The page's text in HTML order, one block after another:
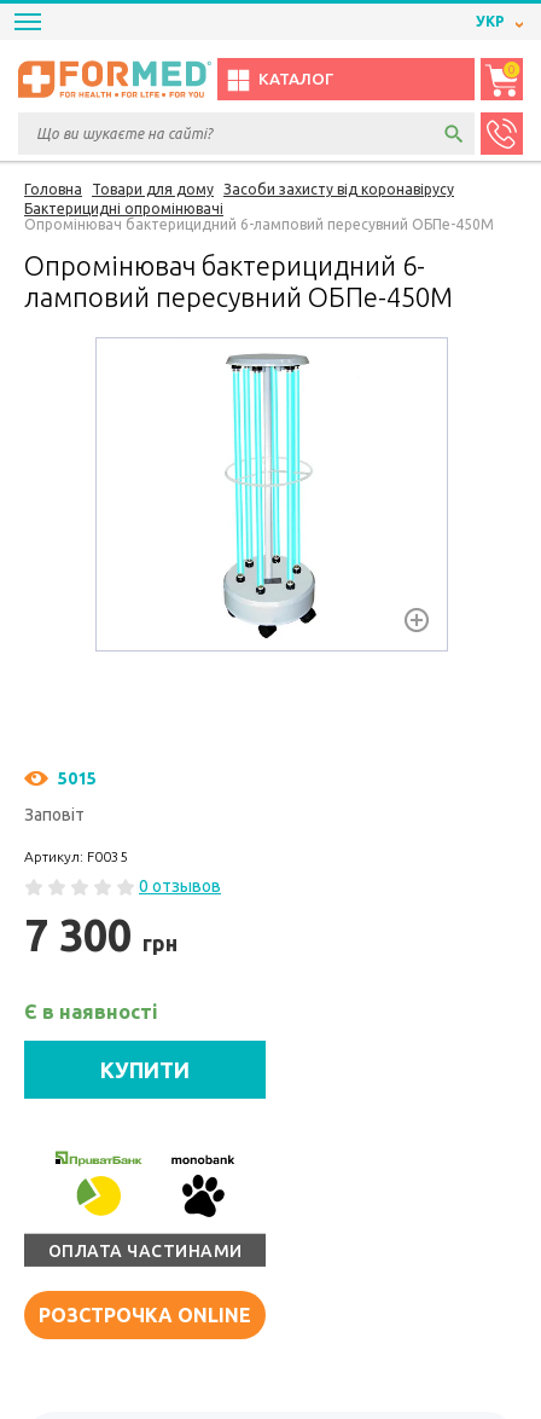
УКР
КАТАЛОГ
0
Головна Товари для дому
Засоби захисту від коронавірусу
Бактерицидні опромінювачі
Опромінювач бактерицидний 6-ламповий пересувний ОБПе-450М
Опромінювач бактерицидний 6-
ламповий пересувний ОБПе-450М
5015
Заповіт
Артикул: F0035
0 отзывов
7 300 грн
Є в наявності
КУПИТИ
ОПЛАТА ЧАСТИНАМИ
РОЗСТРОЧКА ONLINE